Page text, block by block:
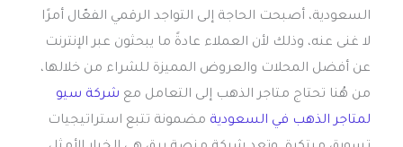
السعودية، أصبحت الحاجة إلى التواجد الرقمي الفعّال أمرًا
لا غنى عنه، وذلك لأن العملاء عادةً ما يبحثون عبر الإنترنت
عن أفضل المحلات والعروض المميزة للشراء من خلالها،
من هُنا تحتاج متاجر الذهب إلى التعامل مع شركة سيو
لمتاجر الذهب في السعودية مضمونة تتبع استراتيجيات